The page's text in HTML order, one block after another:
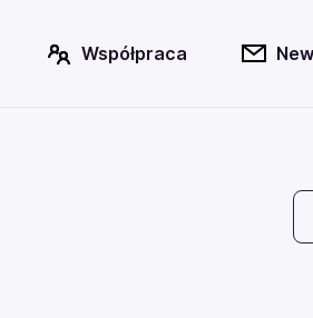
Współpraca